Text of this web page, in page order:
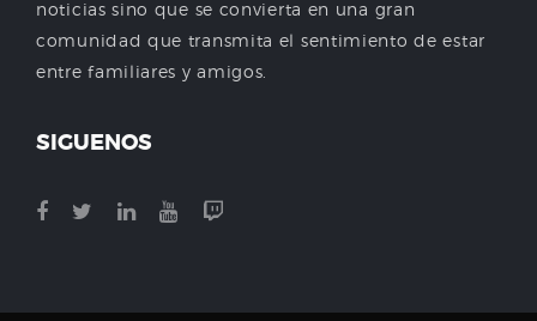
noticias sino que se convierta en una gran
comunidad que transmita el sentimiento de estar
entre familiares y amigos.
SIGUENOS